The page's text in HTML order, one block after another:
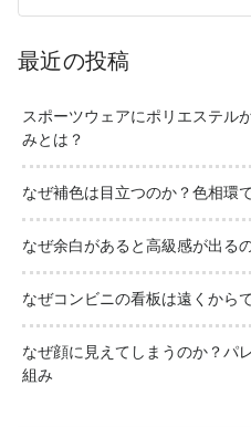
最近の投稿
スポーツウェアにポリエステル
みとは？
なぜ補色は目立つのか？色相環
なぜ余白があると高級感が出る
なぜコンビニの看板は遠くから
なぜ顔に見えてしまうのか？パ
組み